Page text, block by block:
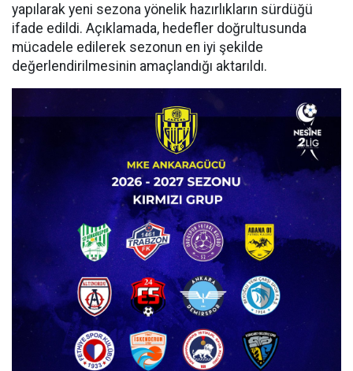
yapılarak yeni sezona yönelik hazırlıkların sürdüğü
ifade edildi. Açıklamada, hedefler doğrultusunda
mücadele edilerek sezonun en iyi şekilde
değerlendirilmesinin amaçlandığı aktarıldı.